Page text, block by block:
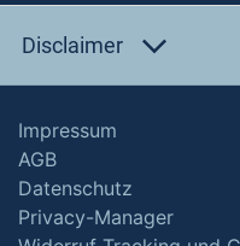
Disclaimer
Impressum
AGB
Datenschutz
Privacy-Manager